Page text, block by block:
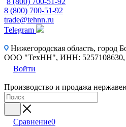
8 (800) 700-51-92
trade@tehnn.ru
Telegram
Нижегородская область, город
ООО "ТехНН", ИНН: 5257108630,
Войти
Производство и продажа
Сравнение0